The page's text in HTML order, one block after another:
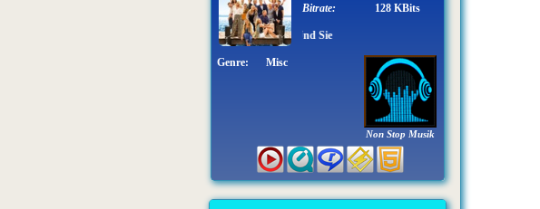
Non Stop Musik
Bitrate: 128 KBits
Genre: Misc